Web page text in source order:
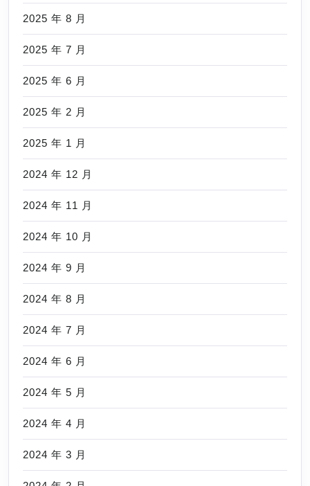
2025 年 8 月
2025 年 7 月
2025 年 6 月
2025 年 2 月
2025 年 1 月
2024 年 12 月
2024 年 11 月
2024 年 10 月
2024 年 9 月
2024 年 8 月
2024 年 7 月
2024 年 6 月
2024 年 5 月
2024 年 4 月
2024 年 3 月